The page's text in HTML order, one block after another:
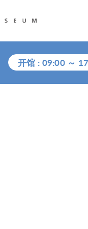
开馆 : 09:00 ～